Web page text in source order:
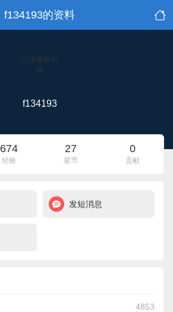
f134193的资料
点击重新加
载
f134193
674
经验
27
星币
0
贡献
发短消息
4853